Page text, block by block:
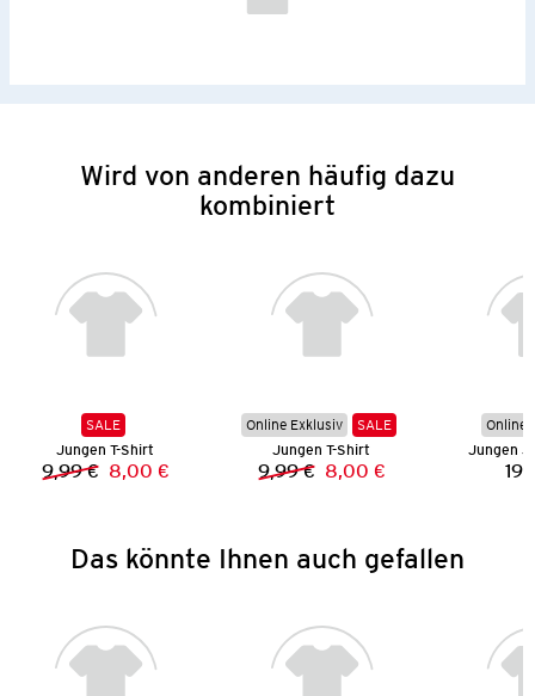
Wird von anderen häufig dazu
kombiniert
SALE
Jungen T-Shirt
Vorheriger Preis:
9,99 € Neuer Preis:
8,00 €
Online Exklusiv
SALE
Jungen T-Shirt
Vorheriger Preis:
9,99 € Neuer Preis:
8,00 €
Online
Jungen
Das könnte Ihnen auch gefallen